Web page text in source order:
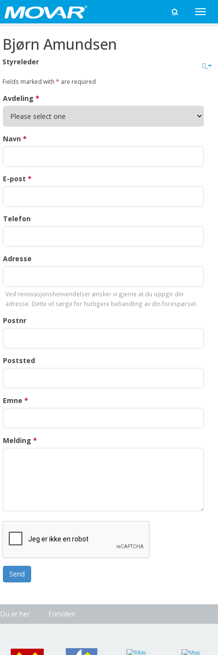
Toggle

Bjørn Amundsen
Styreleder
Fields marked with * are required
Avdeling *
Navn *
E-post *
Telefon
Adresse
Ved renovasjonshenvendelser ønsker vi gjerne at du oppgir din
adresse. Dette vil sørge for hurtigere behandling av din forespørsel.
Postnr
Poststed
Emne *
Melding *
Send
Du er her: Forsiden